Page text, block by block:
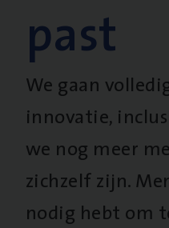
past
We gaan
innovatie,
we nog meer
zichzelf zijn.
nodig hebt om